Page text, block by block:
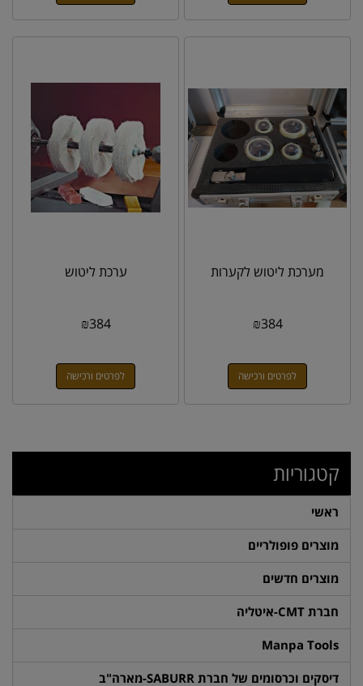
מערכת ליטוש לקערות
₪384
לפרטים ורכישה
ערכת ליטוש
₪384
לפרטים ורכישה
קטגוריות
ראשי
מוצרים פופולריים
מוצרים חדשים
חברת CMT-איטליה
Manpa Tools
דיסקים וכרסומים של חברת SABURR-מארה"ב